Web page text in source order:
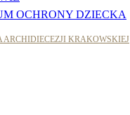
OCHRONY DZIECKA
ARCHIDIECEZJI KRAKOWSKIEJ